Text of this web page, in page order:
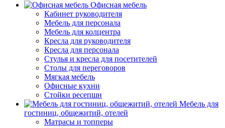
Офисная мебель
Кабинет руководителя
Мебель для персонала
Мебель для колцентра
Кресла для руководителя
Кресла для персонала
Стулья и кресла для посетителей
Столы для переговоров
Мягкая мебель
Офисные кухни
Стойки ресепшн
Мебель для
гостиниц, общежитий, отелей
Матрасы и топперы